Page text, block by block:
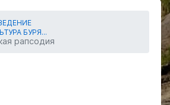
БУРЯ...
рапсодия